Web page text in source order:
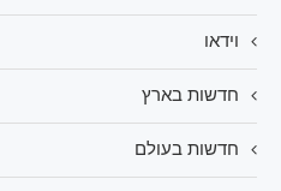
וידאו
חדשות בארץ
חדשות בעולם